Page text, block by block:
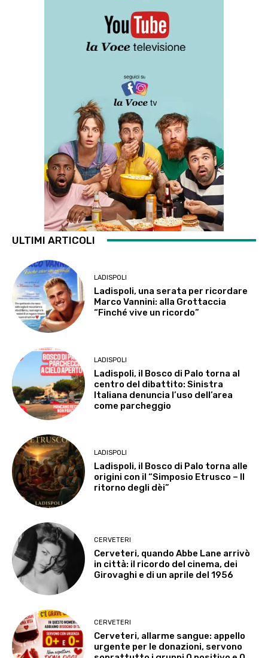
ULTIMI ARTICOLI
LADISPOLI
Ladispoli, una serata per ricordare
Marco Vannini: alla Grottaccia
“Finché vive un ricordo”
LADISPOLI
Ladispoli, il Bosco di Palo torna al
centro del dibattito: Sinistra
Italiana denuncia l’uso dell’area
come parcheggio
LADISPOLI
Ladispoli, il Bosco di Palo torna alle
origini con il “Simposio Etrusco – Il
ritorno degli dèi”
CERVETERI
Cerveteri, quando Abbe Lane arrivò
in città: il ricordo del cinema, dei
Girovaghi e di un aprile del 1956
CERVETERI
Cerveteri, allarme sangue: appello
urgente per le donazioni, servono